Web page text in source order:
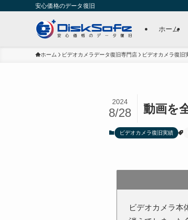
安心価格のデータ復旧
ホーム
ホーム ビデオカメラデータ復旧専門店 ビデオカメラ復旧
動画を
2024
8/28
ビデオカメラ復旧実績
ビデオカメラ本